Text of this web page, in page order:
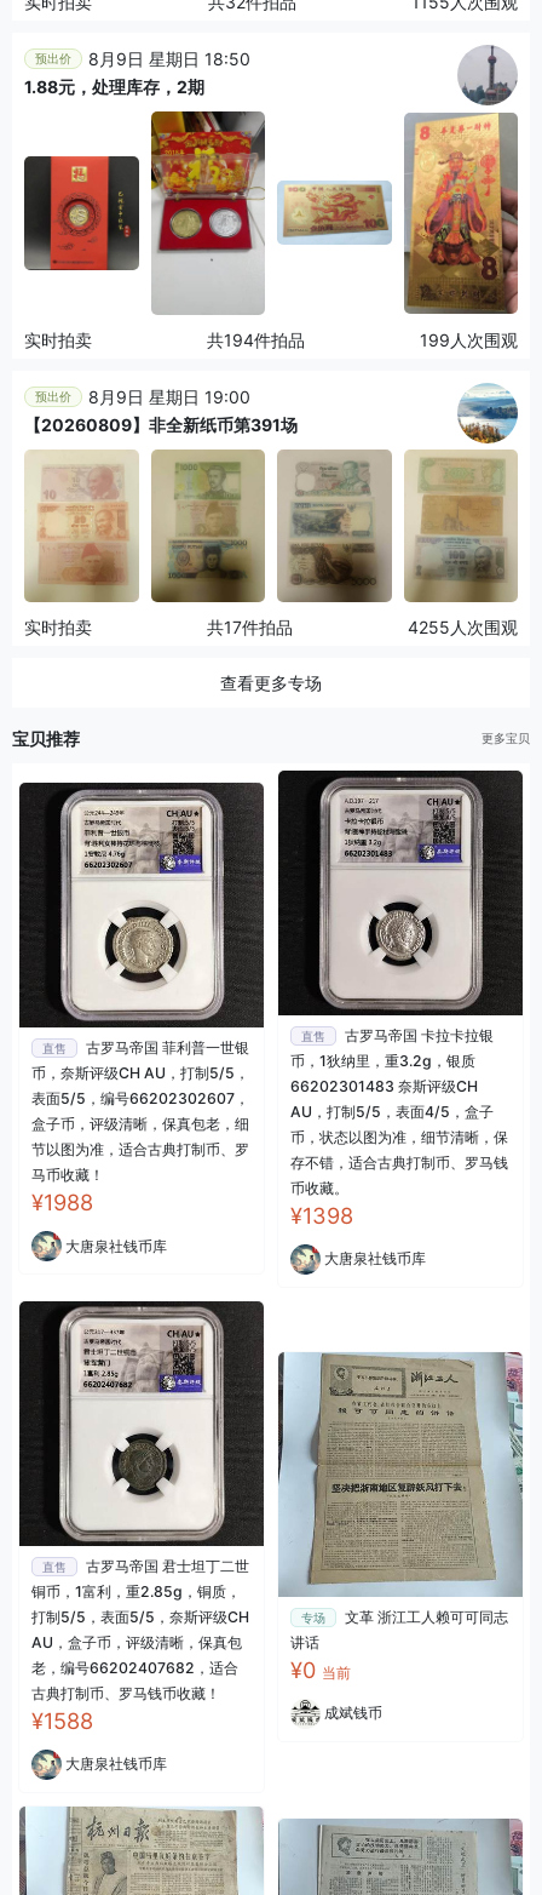
预出价
8月9日 星期日 18:50
1.88元，处理库存，2期
实时拍卖 共194件拍品 199人次围观
预出价
8月9日 星期日 19:00
【20260809】非全新纸币第391场
实时拍卖 共17件拍品 4255人次围观
查看更多专场
宝贝推荐 更多宝贝
直售
古罗马帝国 菲利普一世银
币，奈斯评级CH AU，打制5/5，
表面5/5，编号66202302607，
盒子币，评级清晰，保真包老，细
节以图为准，适合古典打制币、罗
马币收藏！
¥1988
大唐泉社钱币库
直售
古罗马帝国 卡拉卡拉银
币，1狄纳里，重3.2g，银质
66202301483 奈斯评级CH
AU，打制5/5，表面4/5，盒子
币，状态以图为准，细节清晰，保
存不错，适合古典打制币、罗马钱
币收藏。
¥1398
大唐泉社钱币库
直售
古罗马帝国 君士坦丁二世
铜币，1富利，重2.85g，铜质，
打制5/5，表面5/5，奈斯评级CH
AU，盒子币，评级清晰，保真包
老，编号66202407682，适合
古典打制币、罗马钱币收藏！
¥1588
大唐泉社钱币库
专场
文革 浙江工人赖可可同志
讲话
¥0 当前
成斌钱币